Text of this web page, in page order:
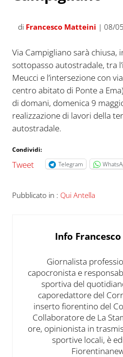
di Francesco Matteini | 08/
Via Campigliano sarà chiusa,
sottopasso autostradale, tra
Meucci e l’intersezione con
centro abitato di Ponte a
di domani, domenica 9
realizzazione di lavori della
autostradale.
Condividi:
Tweet Telegram
Pubblicato in : Qui Antella
Info
Giornalista
capocronista e
sportiva del
caporedattore del
inserto fiorentino del
Collaboratore de La
ore, opinionista in
sportive locali, è